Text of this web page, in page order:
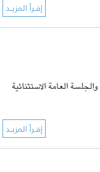
العامة الاستثنائية